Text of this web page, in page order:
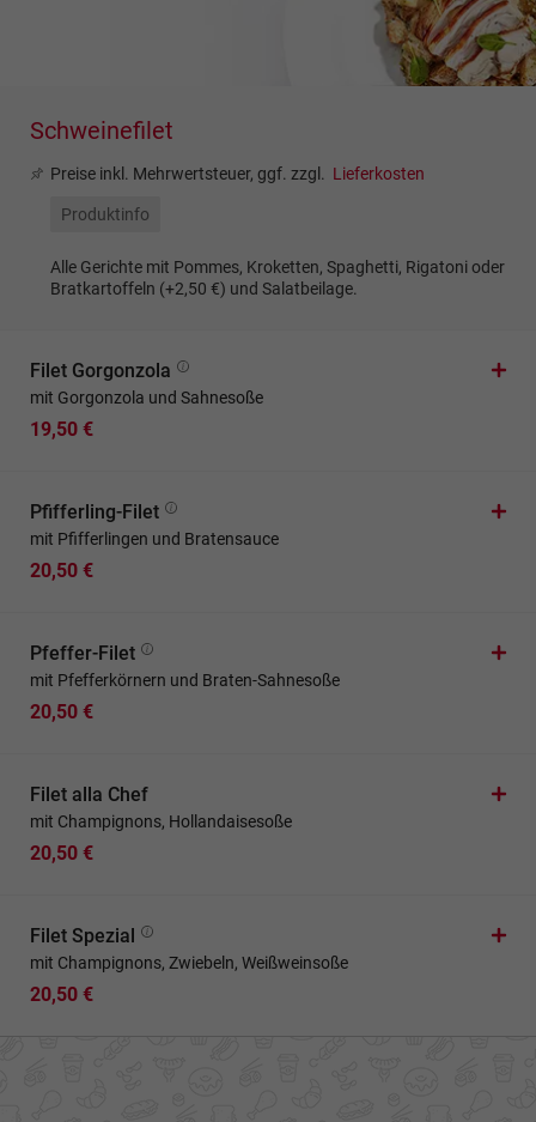
Schweinefilet
Preise inkl. Mehrwertsteuer, ggf. zzgl. Lieferkosten
Produktinfo
Alle Gerichte mit Pommes, Kroketten, Spaghetti, Rigatoni oder
Bratkartoffeln (+2,50 €) und Salatbeilage.
Filet Gorgonzola
mit Gorgonzola und Sahnesoße
19,50 €
Pfifferling-Filet
mit Pfifferlingen und Bratensauce
20,50 €
Pfeffer-Filet
mit Pfefferkörnern und Braten-Sahnesoße
20,50 €
Filet alla Chef
mit Champignons, Hollandaisesoße
20,50 €
Filet Spezial
mit Champignons, Zwiebeln, Weißweinsoße
20,50 €